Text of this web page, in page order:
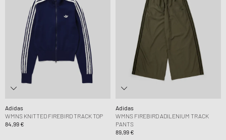
Adidas
WMNS KNITTED FIREBIRD TRACK TOP
84,99 €
Adidas
WMNS FIREBIRD ADILENIUM TRACK
PANTS
89,99 €